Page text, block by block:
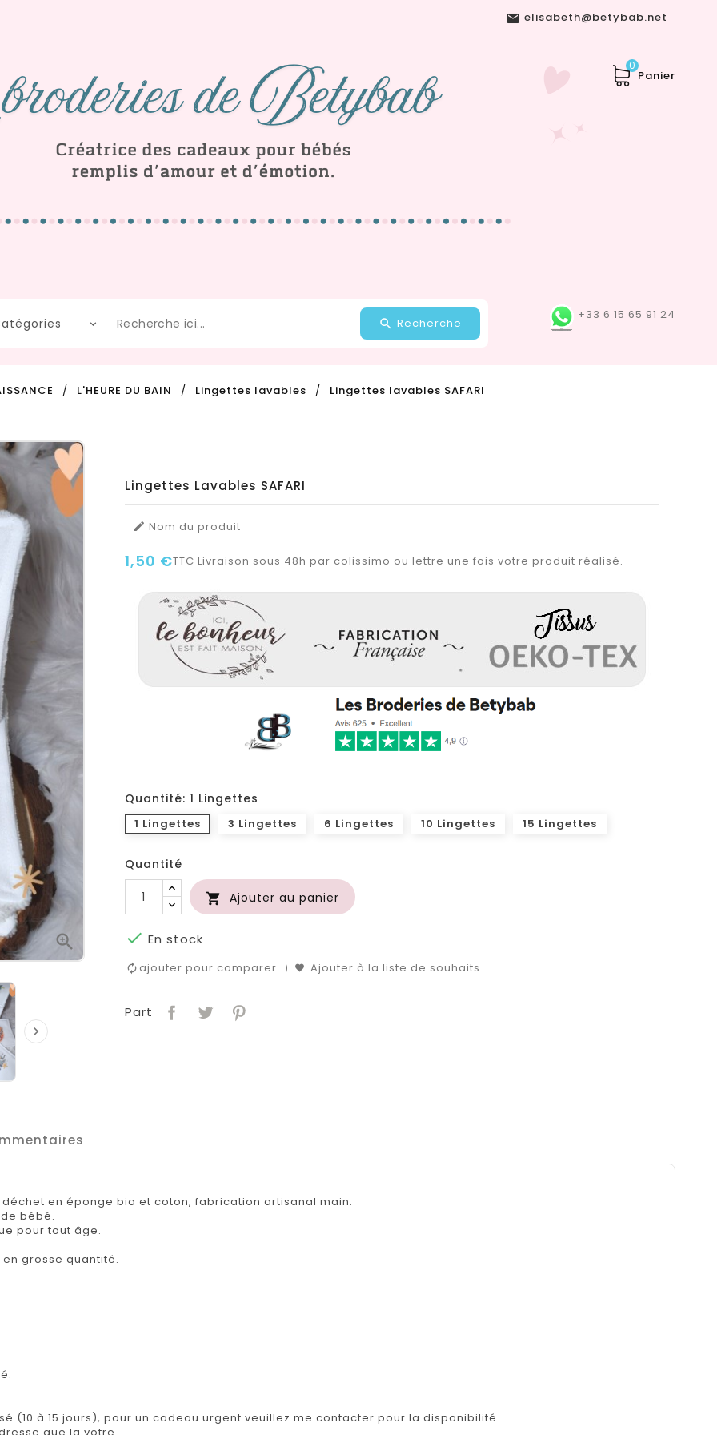
 elisabeth@betybab.net
Panier
0
+33 6 15 65 91 24
Recherche
L'HEURE DU BAIN Lingettes lavables Lingettes lavables SAFARI


Lingettes Lavables SAFARI
 Nom du produit
1,50 €TTC Livraison sous 48h par colissimo ou lettre une fois votre produit réalisé.
Quantité: 1 Lingettes
1 Lingettes 3 Lingettes 6 Lingettes 10 Lingettes 15 Lingettes
Quantité
 Ajouter au panier
 En stock
ajouter pour comparer Ajouter à la liste de souhaits
Part
en éponge bio et coton, fabrication artisanal main.
bébé.
pour tout âge.
grosse quantité.
(10 à 15 jours), pour un cadeau urgent veuillez me contacter pour la disponibilité.